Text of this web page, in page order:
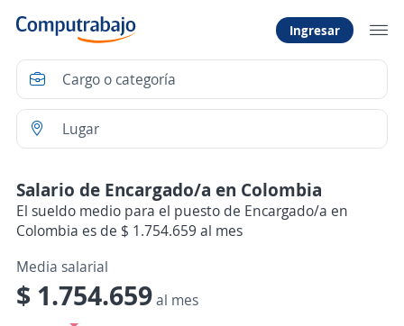
Ingresar
Salario de Encargado/a en Colombia
El sueldo medio para el puesto de Encargado/a en
Colombia es de $ 1.754.659 al mes
Media salarial
$ 1.754.659al mes